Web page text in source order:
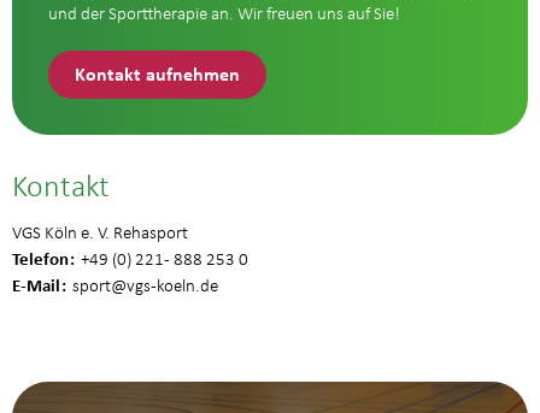
und der Sporttherapie an. Wir freuen uns auf Sie!
Kontakt aufnehmen
Kontakt
VGS Köln e. V. Rehasport
Telefon +49 (0) 221 - 888 253 0
E-Mail sport@vgs-koeln.de